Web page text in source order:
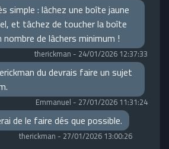
simple : lâchez une boîte jaune
et tâchez de toucher la boîte
nombre de lâchers minimum !
therickman - 24/01/2026 12:37:33
du devrais faire un sujet
Emmanuel - 27/01/2026 11:31:24
de le faire dés que possible.
therickman - 27/01/2026 13:00:26